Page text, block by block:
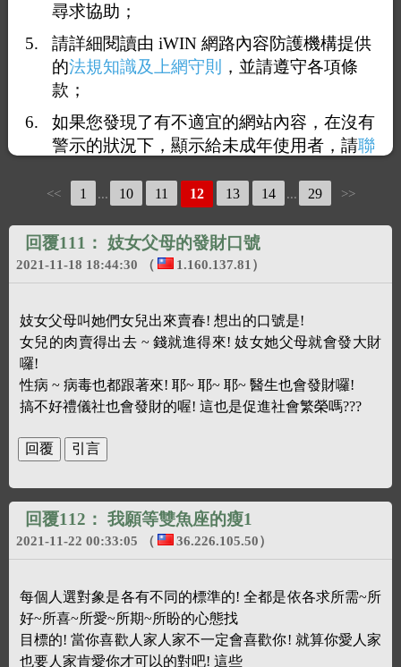
<< 1 ... 10 11 12 13 14 ... 29 >>
回覆111： 妓女父母的發財口號
2021-11-18 18:44:30 （ 1.160.137.81）
妓女父母叫她們女兒出來賣春! 想出的口號是!
女兒的肉賣得出去 ~ 錢就進得來! 妓女她父母就會發大財
囉!
性病 ~ 病毒也都跟著來! 耶~ 耶~ 耶~ 醫生也會發財囉!
搞不好禮儀社也會發財的喔! 這也是促進社會繁榮嗎???
回覆112： 我願等雙魚座的瘦1
2021-11-22 00:33:05 （ 36.226.105.50）
每個人選對象是各有不同的標準的! 全都是依各求所需~所
好~所喜~所愛~所期~所盼的心態找
目標的! 當你喜歡人家人家不一定會喜歡你! 就算你愛人家
也要人家肯愛你才可以的對吧! 這些
尋求協助；
請詳細閱讀由 iWIN 網路內容防護機構提供
的法規知識及上網守則
，並請遵守各項條
款；
如果您發現了有不適宜的網站內容，在沒有
警示的狀況下，顯示給未成年使用者，請聯